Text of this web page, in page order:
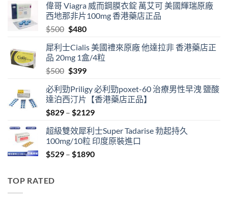
偉哥 Viagra 威而鋼膜衣錠 萬艾可 美國輝瑞原廠
西地那非片100mg 香港藥店正品
$500 Original
was:
$500.
$480Current
is:
$480.
犀利士Cialis 美國禮來原廠 他達拉非 香港藥店正
品 20mg 1盒/4粒
$500 Original
was:
$500.
$399Current
is:
$399.
必利勁Priligy 必利勁poxet-60 治療男性早洩 鹽酸
達泊西汀片【香港藥店正品】
$829 – $2129Price
$829
through
$2129
超級雙效犀利士Super Tadarise 勃起持久
100mg/10粒 印度原裝進口
$529 – $1890Price
TOP RATED